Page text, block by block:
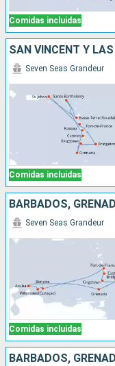
Comidas incluidas
Comidas incluidas
Seven Seas Grandeur
Comidas incluidas
Seven Seas Grandeur